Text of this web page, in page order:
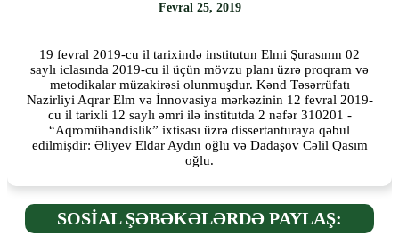
Fevral 25, 2019
19 fevral 2019-cu il tarixində institutun Elmi Şurasının 02
saylı iclasında 2019-cu il üçün mövzu planı üzrə proqram və
metodikalar müzakirəsi olunmuşdur. Kənd Təsərrüfatı
Nazirliyi Aqrar Elm və İnnovasiya mərkəzinin 12 fevral 2019-
cu il tarixli 12 saylı əmri ilə institutda 2 nəfər 310201 -
“Aqromühəndislik” ixtisası üzrə dissertanturaya qəbul
edilmişdir: Əliyev Eldar Aydın oğlu və Dadaşov Cəlil Qasım
oğlu.
SOSİAL ŞƏBƏKƏLƏRDƏ PAYLAŞ: